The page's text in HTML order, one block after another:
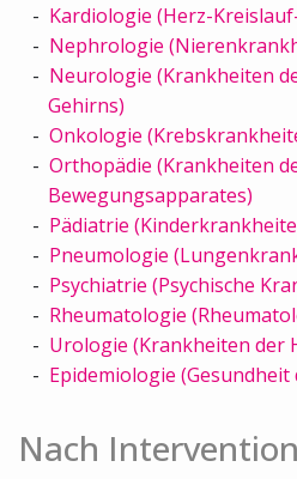
Kardiologie (Herz-
Nephrologie
Neurologie (Krankheiten
Gehirns)
Onkologie
Orthopädie (Krankheiten
Bewegungsapparates)
Pädiatrie
Pneumologie
Psychiatrie (Psychische
Rheumatologie
Urologie (Krankheiten der
Epidemiologie
Nach